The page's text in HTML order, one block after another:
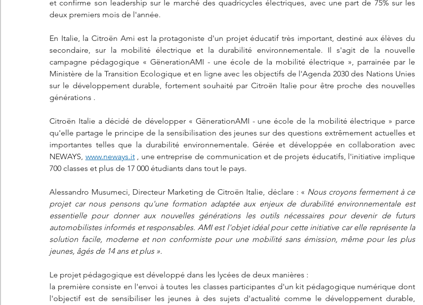
et confirme son leadership sur le marché des quadricycles électriques, avec une part de 75% sur les
deux premiers mois de l'année.
En Italie, la Citroën Ami est la protagoniste d'un projet éducatif très important, destiné aux élèves du
secondaire, sur la mobilité électrique et la durabilité environnementale. Il s'agit de la nouvelle
campagne pédagogique « GënerationAMI - une école de la mobilité électrique », parrainée par le
Ministère de la Transition Ecologique et en ligne avec les objectifs de l'Agenda 2030 des Nations Unies
sur le développement durable, fortement souhaité par Citroën Italie pour être proche des nouvelles
générations .
Citroën Italie a décidé de développer « GënerationAMI - une école de la mobilité électrique » parce
qu'elle partage le principe de la sensibilisation des jeunes sur des questions extrêmement actuelles et
importantes telles que la durabilité environnementale. Gérée et développée en collaboration avec
NEWAYS, www.neways.it , une entreprise de communication et de projets éducatifs, l'initiative implique
700 classes et plus de 17 000 étudiants dans tout le pays.
Alessandro Musumeci, Directeur Marketing de Citroën Italie, déclare : « Nous croyons fermement à ce
projet car nous pensons qu'une formation adaptée aux enjeux de durabilité environnementale est
essentielle pour donner aux nouvelles générations les outils nécessaires pour devenir de futurs
automobilistes informés et responsables. AMI est l'objet idéal pour cette initiative car elle représente la
solution facile, moderne et non conformiste pour une mobilité sans émission, même pour les plus
jeunes, âgés de 14 ans et plus ».
Le projet pédagogique est développé dans les lycées de deux manières :
la première consiste en l'envoi à toutes les classes participantes d'un kit pédagogique numérique dont
l'objectif est de sensibiliser les jeunes à des sujets d'actualité comme le développement durable,